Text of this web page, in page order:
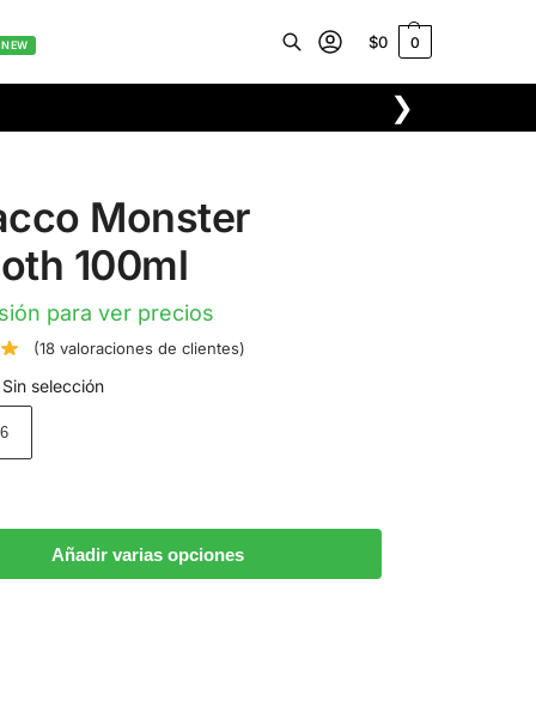
NEW $0 0
❯
Monster
100ml
para ver precios
(18valoraciones de clientes)
Sin selección
6
Añadir varias opciones